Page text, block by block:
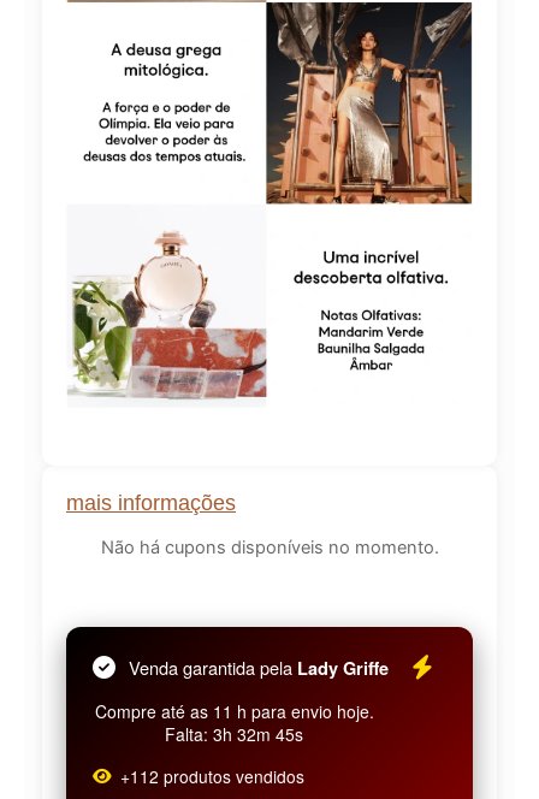
mais informações
Não há cupons disponíveis no momento.
Venda garantida pela Lady Griffe
Compre até as 11 h para envio hoje.
Falta: 3h 32m 45s
+112 produtos vendidos